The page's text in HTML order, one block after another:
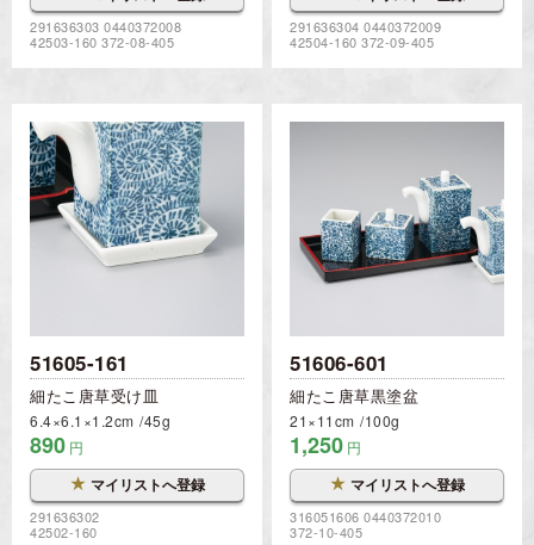
291636303 0440372008
42503-160 372-08-405
291636304 0440372009
42504-160 372-09-405
51605-161
細たこ唐草受け皿
6.4×6.1×1.2cm 45g
890 円
★ マイリストへ登録
291636302
42502-160
51606-601
細たこ唐草黒塗盆
21×11cm 100g
1,250 円
★ マイリストへ登録
316051606 0440372010
372-10-405